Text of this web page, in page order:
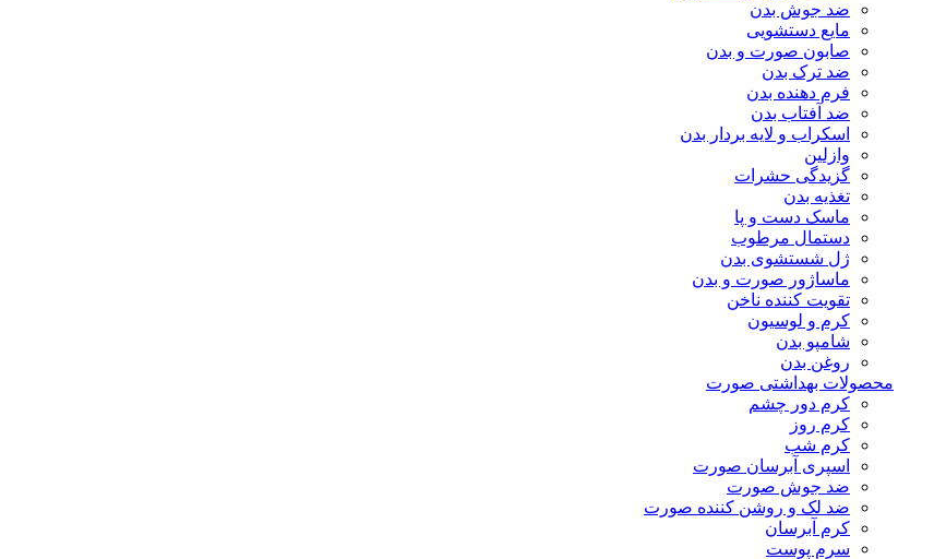
ضد جوش بدن
مایع دستشویی
صابون صورت و بدن
ضد ترک بدن
فرم دهنده بدن
ضد آفتاب بدن
اسکراب و لایه بردار بدن
وازلین
گزیدگی حشرات
تغذیه بدن
ماسک دست و پا
دستمال مرطوب
ژل شستشوی بدن
ماساژور صورت و بدن
تقویت کننده ناخن
کرم و لوسیون
شامپو بدن
روغن بدن
محصولات بهداشتی صورت
کرم دور چشم
کرم روز
کرم شب
اسپری آبرسان صورت
ضد جوش صورت
ضد لک و روشن کننده صورت
کرم آبرسان
سرم پوست